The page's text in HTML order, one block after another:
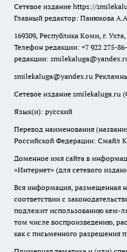
Сетевое издание https://
Главный редактор: Панюкова
169309, Республика Коми, г.
Телефон редакции: +7 922 275-
редакции:
smilekaluga@yandex.ru
Сетевое издание
Язык(и): русский
Перевод наименования
Российской Федерации: Смайл
Доменное имя сайта в
«Интернет» (для сетевого
Вся информация, размещенная
соответствии с
подлежит использованию кем-
том числе воспроизведению,
как с письменного разрешения